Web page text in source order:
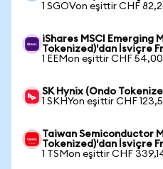
1 SGOVon eşittir CHF
iShares MSCI Emerging
Tokenized)'dan İsviçre
1 EEMon eşittir CHF 54,00
SK Hynix (Ondo
1 SKHYon eşittir CHF
Taiwan Semiconductor
Tokenized)'dan İsviçre
1 TSMon eşittir CHF